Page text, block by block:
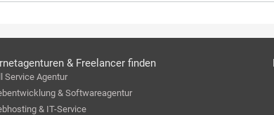
& Freelancer finden
Service Agentur
& Softwareagentur
& IT-Service